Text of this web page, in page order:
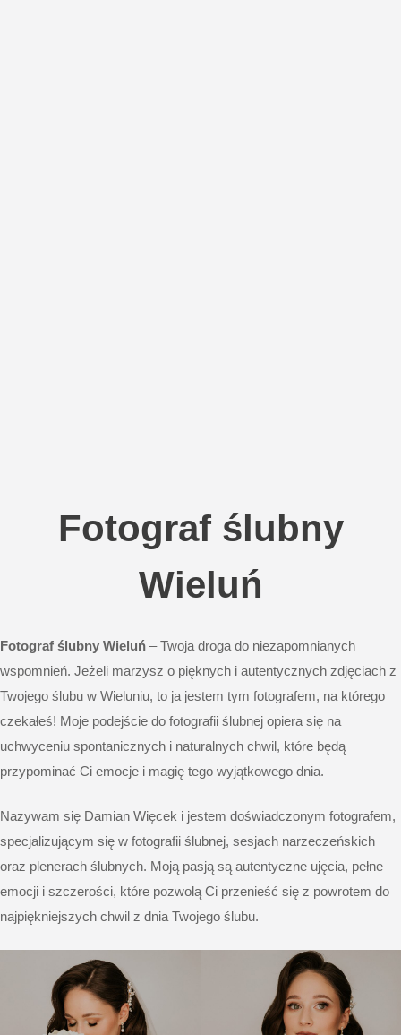
Fotograf ślubny
Wieluń
Fotograf ślubny Wieluń – Twoja droga do niezapomnianych
wspomnień. Jeżeli marzysz o pięknych i autentycznych zdjęciach z
Twojego ślubu w Wieluniu, to ja jestem tym fotografem, na którego
czekałeś! Moje podejście do fotografii ślubnej opiera się na
uchwyceniu spontanicznych i naturalnych chwil, które będą
przypominać Ci emocje i magię tego wyjątkowego dnia.
Nazywam się Damian Więcek i jestem doświadczonym fotografem,
specjalizującym się w fotografii ślubnej, sesjach narzeczeńskich
oraz plenerach ślubnych. Moją pasją są autentyczne ujęcia, pełne
emocji i szczerości, które pozwolą Ci przenieść się z powrotem do
najpiękniejszych chwil z dnia Twojego ślubu.